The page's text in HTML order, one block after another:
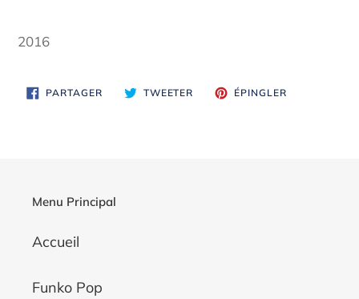
2016
PARTAGERPARTAGER
SUR
TWEETER TWEETER
SUR
ÉPINGLER
Menu Principal
Accueil
Funko Pop